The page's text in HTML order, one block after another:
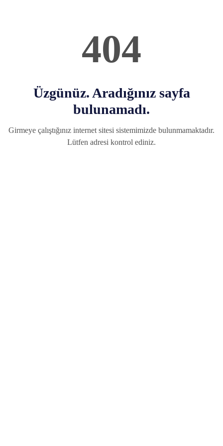
404
Üzgünüz. Aradığınız sayfa
bulunamadı.
Girmeye çalıştığınız internet sitesi sistemimizde bulunmamaktadır.
Lütfen adresi kontrol ediniz.